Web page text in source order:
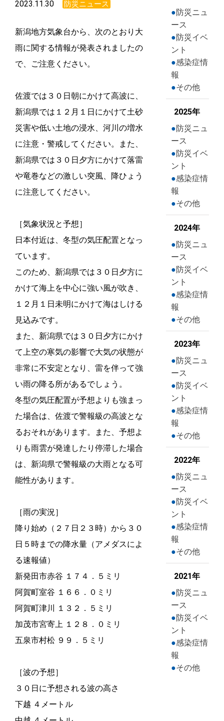
2023.11.30 防災ニュース
新潟地方気象台から、次のとおり大
雨に関する情報が発表されましたの
で、ご注意ください。
佐渡では３０日朝にかけて高波に、
新潟県では１２月１日にかけて土砂
災害や低い土地の浸水、河川の増水
に注意・警戒してください。また、
新潟県では３０日夕方にかけて落雷
や竜巻などの激しい突風、降ひょう
に注意してください。
［気象状況と予想］
日本付近は、冬型の気圧配置となっ
ています。
このため、新潟県では３０日夕方に
かけて海上を中心に強い風が吹き、
１２月１日未明にかけて海はしける
見込みです。
また、新潟県では３０日夕方にかけ
て上空の寒気の影響で大気の状態が
非常に不安定となり、雷を伴って強
い雨の降る所があるでしょう。
冬型の気圧配置が予想よりも強まっ
た場合は、佐渡で警報級の高波とな
るおそれがあります。また、予想よ
りも雨雲が発達したり停滞した場合
は、新潟県で警報級の大雨となる可
能性があります。
［雨の実況］
降り始め（２７日２３時）から３０
日５時までの降水量（アメダスによ
る速報値）
新発田市赤谷 １７４．５ミリ
阿賀町室谷 １６６．０ミリ
阿賀町津川 １３２．５ミリ
加茂市宮寄上 １２８．０ミリ
五泉市村松 ９９．５ミリ
［波の予想］
３０日に予想される波の高さ
下越 ４メートル
防災ニュ
ース
防災イベ
ント
感染症情
報
その他
2025年
防災ニュ
ース
防災イベ
ント
感染症情
報
その他
2024年
防災ニュ
ース
防災イベ
ント
感染症情
報
その他
2023年
防災ニュ
ース
防災イベ
ント
感染症情
報
その他
2022年
防災ニュ
ース
防災イベ
ント
感染症情
報
その他
2021年
防災ニュ
ース
防災イベ
ント
感染症情
報
その他